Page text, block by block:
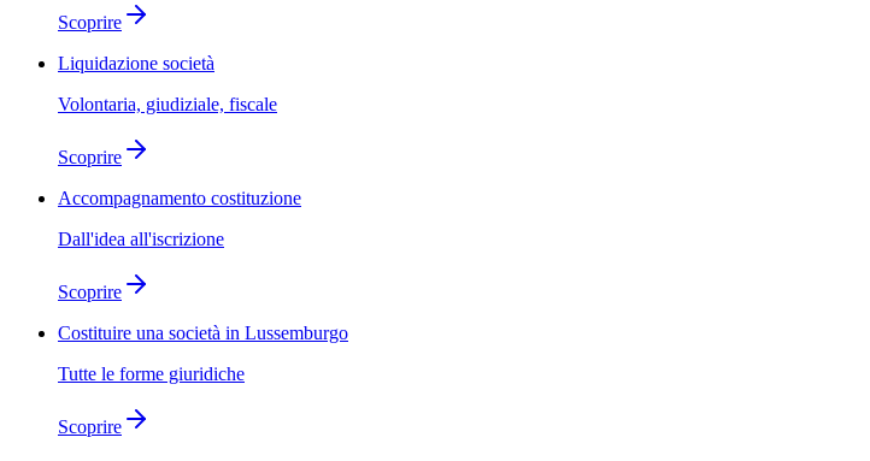
Scoprire
Liquidazione società
Volontaria, giudiziale, fiscale
Scoprire
Accompagnamento costituzione
Dall'idea all'iscrizione
Scoprire
Costituire una società in Lussemburgo
Tutte le forme giuridiche
Scoprire